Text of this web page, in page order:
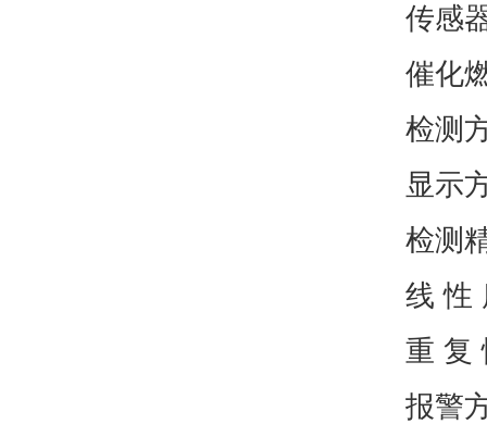
传感
催化
检测
显示
检测
线 性
重 复
报警